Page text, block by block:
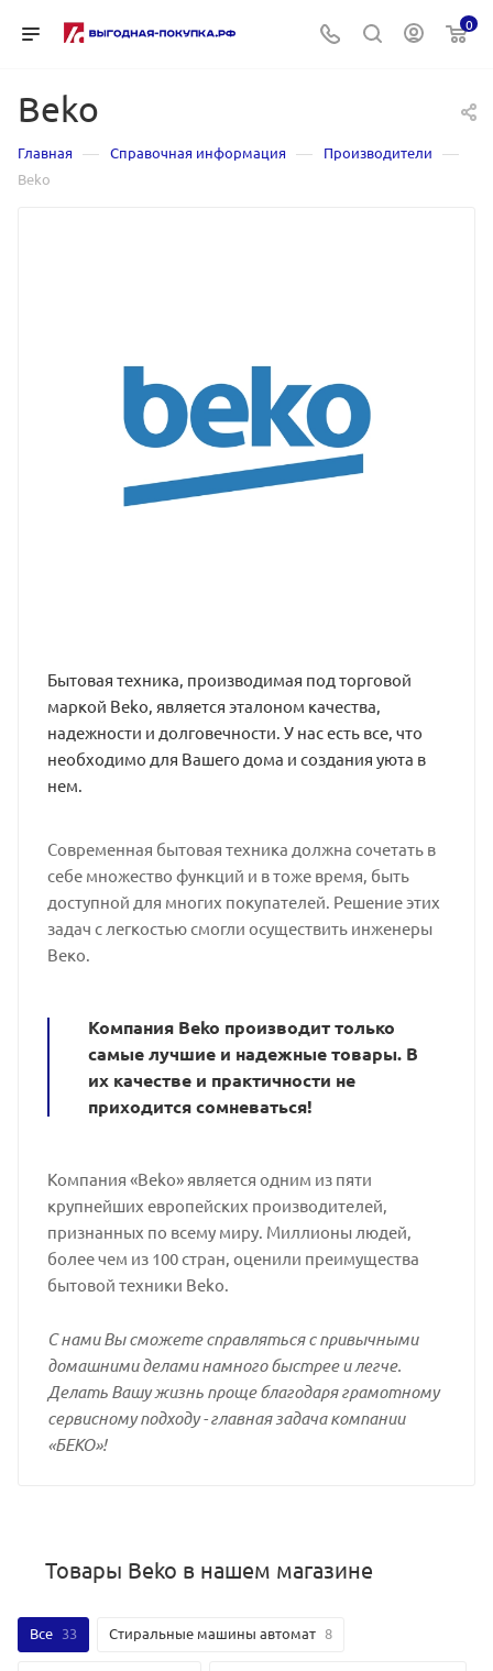
0
Beko
Главная — Справочная информация — Производители —
Beko
Бытовая техника, производимая под торговой
маркой Beko, является эталоном качества,
надежности и долговечности. У нас есть все, что
необходимо для Вашего дома и создания уюта в
нем.
Современная бытовая техника должна сочетать в
себе множество функций и в тоже время, быть
доступной для многих покупателей. Решение этих
задач с легкостью смогли осуществить инженеры
Веко.
Компания Beko производит только
самые лучшие и надежные товары. В
их качестве и практичности не
приходится сомневаться!
Компания «Beko» является одним из пяти
крупнейших европейских производителей,
признанных по всему миру. Миллионы людей,
более чем из 100 стран, оценили преимущества
бытовой техники Beko.
С нами Вы сможете справляться с привычными
домашними делами намного быстрее и легче.
Делать Вашу жизнь проще благодаря грамотному
сервисному подходу - главная задача компании
«БЕКО»!
Товары Beko в нашем магазине
Все 33 Стиральные машины автомат 8